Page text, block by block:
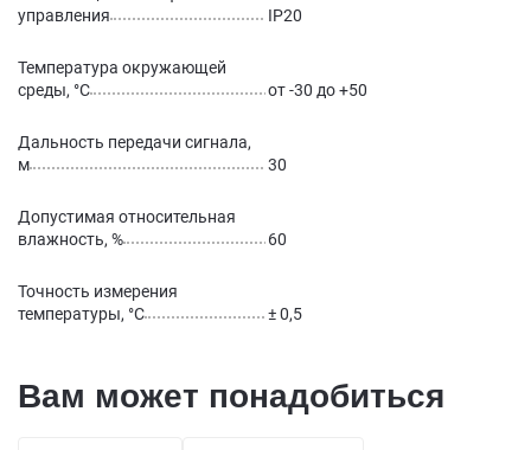
управления
IP20
Температура окружающей
среды, °С
от -30 до +50
Дальность передачи сигнала,
м
30
Допустимая относительная
влажность, %
60
Точность измерения
температуры, °C
± 0,5
Вам может понадобиться